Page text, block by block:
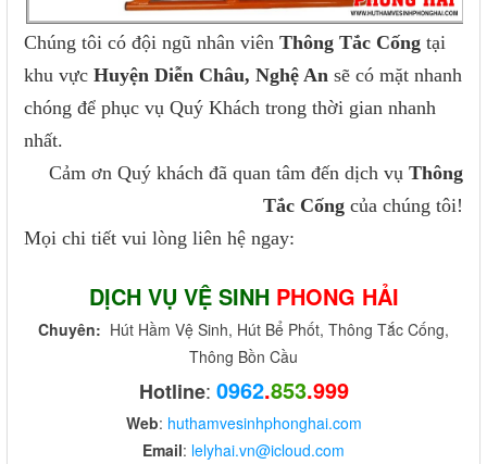
Chúng tôi có đội ngũ nhân viên Thông Tắc Cống tại
khu vực Huyện Diễn Châu, Nghệ An sẽ có mặt nhanh
chóng để phục vụ Quý Khách trong thời gian nhanh
nhất.
Cảm ơn Quý khách đã quan tâm đến dịch vụ Thông
Tắc Cống của chúng tôi!
Mọi chi tiết vui lòng liên hệ ngay:
DỊCH VỤ VỆ SINH PHONG HẢI
Chuyên: Hút Hầm Vệ Sinh, Hút Bể Phốt, Thông Tắc Cống,
Thông Bồn Cầu
Hotline: 0962.853.999
Web: huthamvesinhphonghai.com
Email: lelyhai.vn@icloud.com